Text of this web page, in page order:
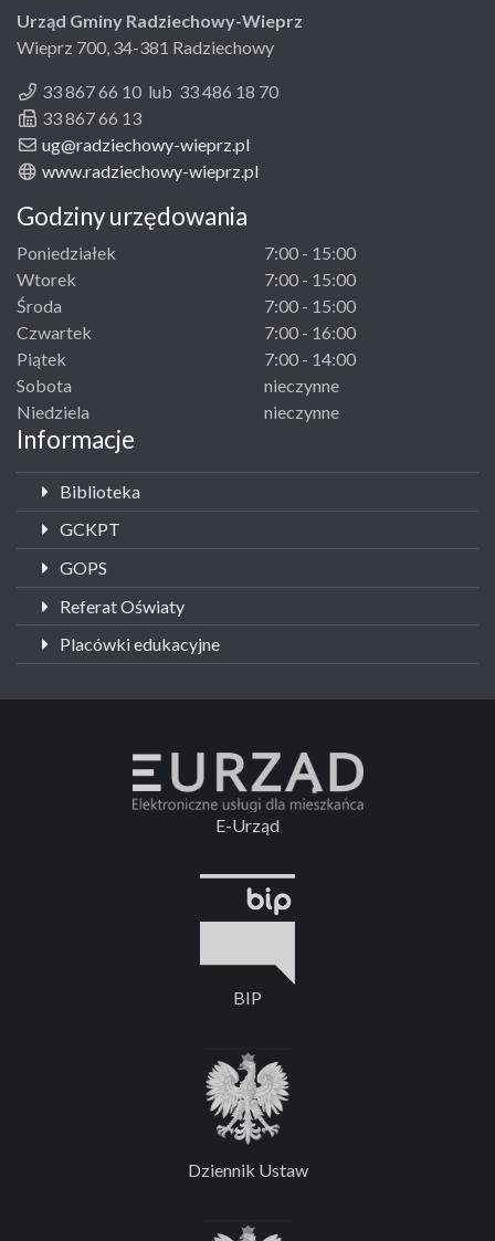
Urząd Gminy Radziechowy-Wieprz
Wieprz 700, 34-381 Radziechowy
33 867 66 10 lub 33 486 18 70
33 867 66 13
ug@radziechowy-wieprz.pl
www.radziechowy-wieprz.pl
Godziny urzędowania
Poniedziałek
7:00 - 15:00
Wtorek
7:00 - 15:00
Środa
7:00 - 15:00
Czwartek
7:00 - 16:00
Piątek
7:00 - 14:00
Sobota
nieczynne
Niedziela
nieczynne
Informacje
Biblioteka
GCKPT
GOPS
Referat Oświaty
Placówki edukacyjne
E-Urząd
BIP
Dziennik Ustaw